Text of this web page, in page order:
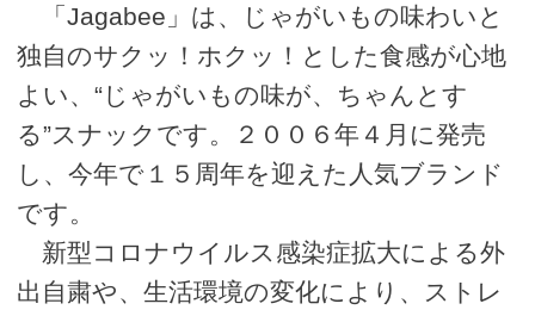
「Jagabee」は、じゃがいもの味わいと
独自のサクッ！ホクッ！とした食感が心地
よい、“じゃがいもの味が、ちゃんとす
る”スナックです。２００６年４月に発売
し、今年で１５周年を迎えた人気ブランド
です。
新型コロナウイルス感染症拡大による外
出自粛や、生活環境の変化により、ストレ